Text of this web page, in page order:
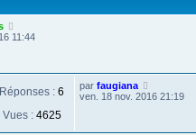
11:44
Réponses : 6
Vues : 4625
par faugiana
ven. 18 nov. 2016 21:19